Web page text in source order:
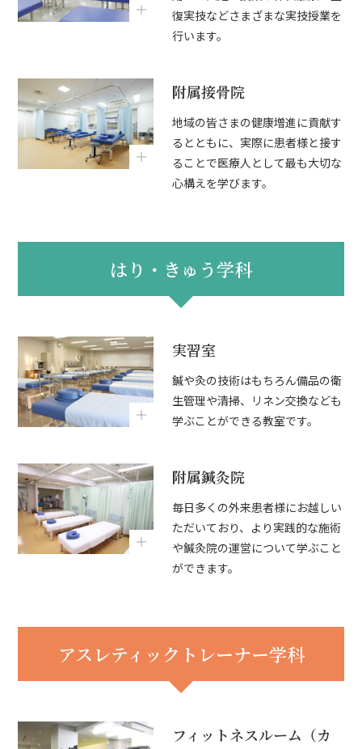
復実技などさまざまな実技授業を
行います。
附属接骨院
地域の皆さまの健康増進に貢献す
るとともに、実際に患者様と接す
ることで医療人として最も大切な
心構えを学びます。
はり・きゅう学科
実習室
鍼や灸の技術はもちろん備品の衛
生管理や清掃、リネン交換なども
学ぶことができる教室です。
附属鍼灸院
毎日多くの外来患者様にお越しい
ただいており、より実践的な施術
や鍼灸院の運営について学ぶこと
ができます。
アスレティックトレーナー学科
フィットネスルーム（カ